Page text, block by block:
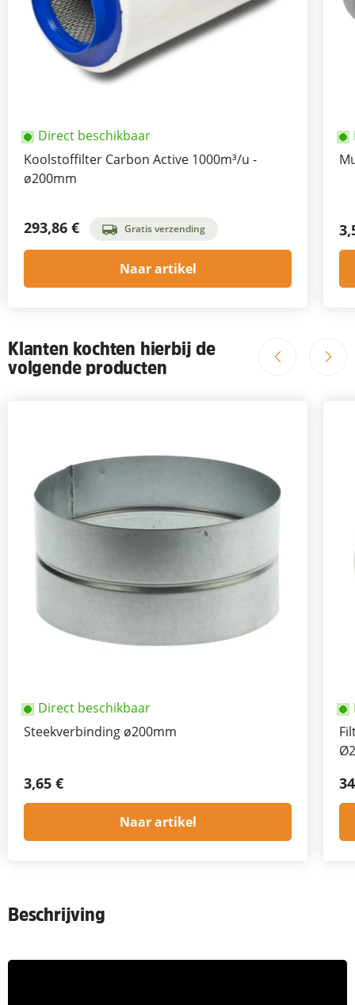
Direct beschikbaar
Koolstoffilter Carbon Active 1000m³/u -
ø200mm
293,86 € Gratis verzending
Naar artikel
Klanten kochten hierbij de
volgende producten
Direct beschikbaar
Steekverbinding ø200mm
3,65 €
Naar artikel
Beschrijving